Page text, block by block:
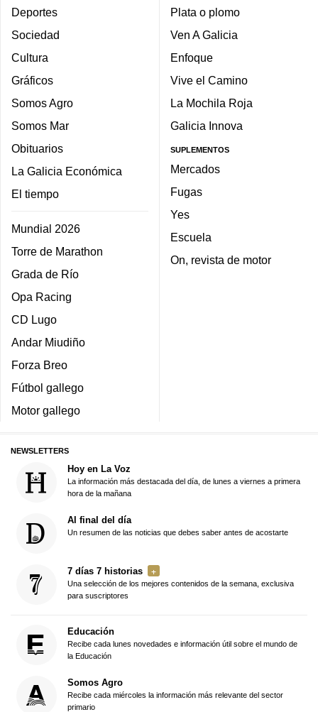
Deportes
Sociedad
Cultura
Gráficos
Somos Agro
Somos Mar
Obituarios
La Galicia Económica
El tiempo
Mundial 2026
Torre de Marathon
Grada de Río
Opa Racing
CD Lugo
Andar Miudiño
Forza Breo
Fútbol gallego
Motor gallego
Plata o plomo
Ven A Galicia
Enfoque
Vive el Camino
La Mochila Roja
Galicia Innova
SUPLEMENTOS
Mercados
Fugas
Yes
Escuela
On, revista de motor
NEWSLETTERS
Hoy en La Voz
La información más destacada del día, de lunes a viernes a primera
hora de la mañana
Al final del día
Un resumen de las noticias que debes saber antes de acostarte
7 días 7 historias
Una selección de los mejores contenidos de la semana, exclusiva
para suscriptores
Educación
Recibe cada lunes novedades e información útil sobre el mundo de
la Educación
Somos Agro
Recibe cada miércoles la información más relevante del sector
primario